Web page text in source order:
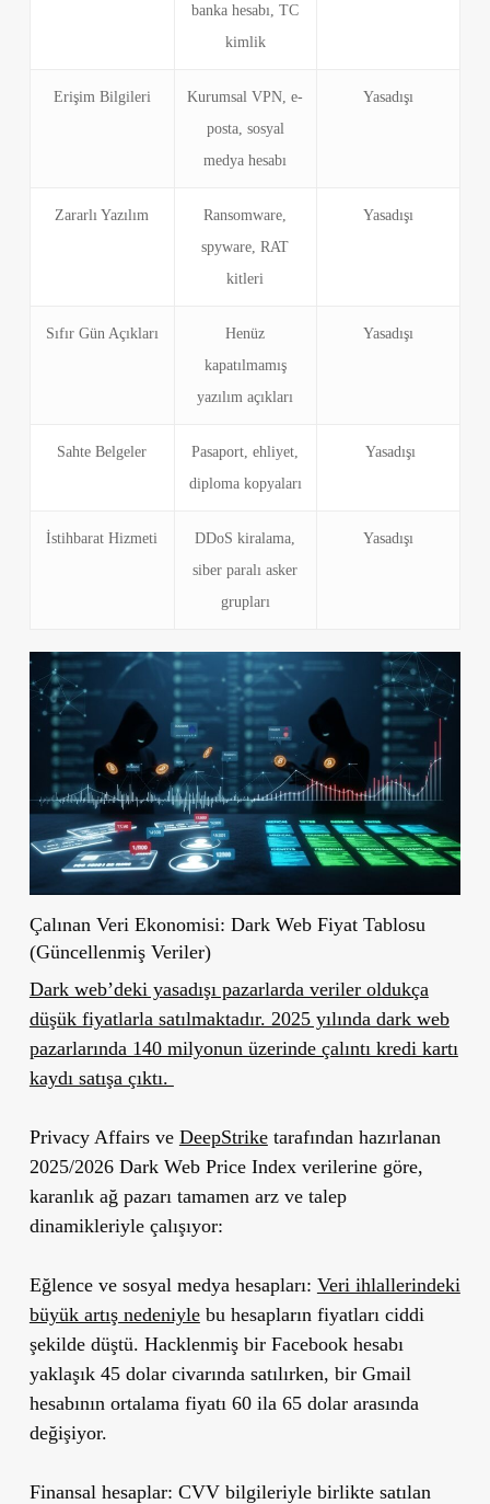
banka hesabı, TC
kimlik
Erişim Bilgileri
Kurumsal VPN, e-
posta, sosyal
medya hesabı
Yasadışı
Zararlı Yazılım
Ransomware,
spyware, RAT
kitleri
Yasadışı
Sıfır Gün Açıkları
Henüz
kapatılmamış
yazılım açıkları
Yasadışı
Sahte Belgeler
Pasaport, ehliyet,
diploma kopyaları
Yasadışı
İstihbarat Hizmeti
DDoS kiralama,
siber paralı asker
grupları
Yasadışı
Çalınan Veri Ekonomisi: Dark Web Fiyat Tablosu
(Güncellenmiş Veriler)
Dark web’deki yasadışı pazarlarda veriler oldukça
düşük fiyatlarla satılmaktadır. 2025 yılında dark web
pazarlarında 140 milyonun üzerinde çalıntı kredi kartı
kaydı satışa çıktı.
Privacy Affairs ve DeepStriketarafından hazırlanan
2025/2026 Dark Web Price Index verilerine göre,
karanlık ağ pazarı tamamen arz ve talep
dinamikleriyle çalışıyor:
Eğlence ve sosyal medya hesapları: Veri ihlallerindeki
büyük artış nedeniylebu hesapların fiyatları ciddi
şekilde düştü. Hacklenmiş bir Facebook hesabı
yaklaşık 45 dolar civarında satılırken, bir Gmail
hesabının ortalama fiyatı 60 ila 65 dolar arasında
değişiyor.
Finansal hesaplar: CVV bilgileriyle birlikte satılan